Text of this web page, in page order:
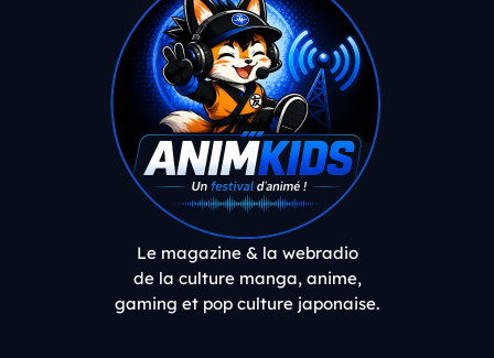
Le magazine & la webradio
de la culture manga, anime,
gaming et pop culture japonaise.